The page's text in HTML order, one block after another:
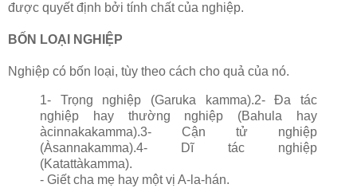
được quyết định bởi tính chất của nghiệp.
BỐN LOẠI NGHIỆP
Nghiệp có bốn loại, tùy theo cách cho quả của nó.
1- Trọng nghiệp (Garuka kamma).2- Ða tác
nghiệp hay thường nghiệp (Bahula hay
àcinnakakamma).3- Cận tử nghiệp
(Àsannakamma).4- Dĩ tác nghiệp
(Katattàkamma).
- Giết cha mẹ hay một vị A-la-hán.